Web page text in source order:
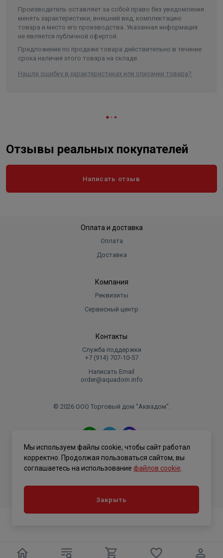
Производитель оставляет за собой право без уведомления
менять характеристики, внешний вид, комплектацию
товара и место его производства. Указанная информация
не является публичной офертой.
Предложение по продаже товара действительно в течение
срока наличия этого товара на складе.
Нашли ошибку в характеристиках или описании товара?
Отзывы реальных покупателей
Написать отзыв
Оплата и доставка
Оплата
Доставка
Компания
Реквизиты
Сервисный центр
Контакты
Служба поддержки
+7 (914) 707‑10‑57
Написать Email
order@aquadom.info
© 2026 ООО Торговый дом "Аквадом".
.
Политика конфиденциальности
Мы используем файлы cookie, чтобы сайт работал
корректно. Продолжая пользоваться сайтом, вы
соглашаетесь на использование файлов cookie
Закрыть